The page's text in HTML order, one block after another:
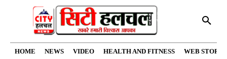
HOME NEWS VIDEO HEALTH AND FITNESS WEB